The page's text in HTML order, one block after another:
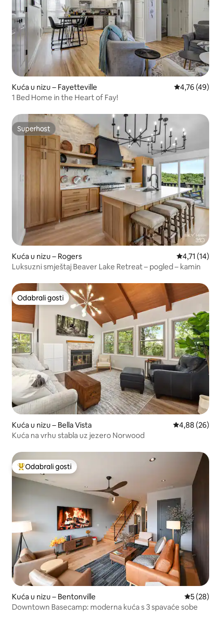
Kuća u nizu – Fayetteville Prosječna
4,76 (49)
1 Bed Home in the Heart of Fay!
Superhost
Superhost
Kuća u nizu – Rogers Prosječna
4,71 (14)
Luksuzni smještaj Beaver Lake Retreat – pogled – kamin
Odabrali gosti
Odabrali gosti
Kuća u nizu – Bella Vista Prosječna
4,88 (26)
Kuća na vrhu stabla uz jezero Norwood
Među najviše rangiranima s oznakom „Odabrali gosti”
Odabrali gosti
Kuća u nizu – Bentonville Prosječna
5 (28)
Downtown Basecamp: moderna kuća s 3 spavaće sobe